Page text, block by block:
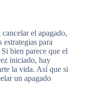
el apagado,
para
bien parece que el
iniciado, hay
la vida. Así que si
un apagado